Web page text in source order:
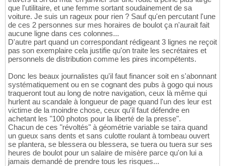
que l'utilitaire, et une femme sortant soudainement de sa
voiture. Je suis un rageux pour rien ? Sauf qu'en percutant l'une
de ces 2 personnes sur mes horaires de boulot ça n'aurait fait
aucune ligne dans ces colonnes...
D'autre part quand un correspondant rédigeant 3 lignes ne reçoit
pas son exemplaire cela justifie qu'on traite les secrétaires et
personnels de distribution comme les pires incompétents.
Donc les beaux journalistes qu'il faut financer soit en s'abonnant
systématiquement ou en se cognant des pubs à gogo qui nous
traqueront tout au long de notre navigation, ceux là même qui
hurlent au scandale à longueur de page quand l'un des leur est
victime de la moindre chose, ceux qu'il faut défendre en
achetant les "100 photos pour la liberté de la presse".
Chacun de ces "révoltés" à géométrie variable se taira quand
un gueux sans dents et sans culotte roulant à tombeau ouvert
se plantera, se blessera ou blessera, se tuera ou tuera sur ses
heures de boulot pour un salaire de misère parce qu'on lui a
jamais demandé de prendre tous les risques...